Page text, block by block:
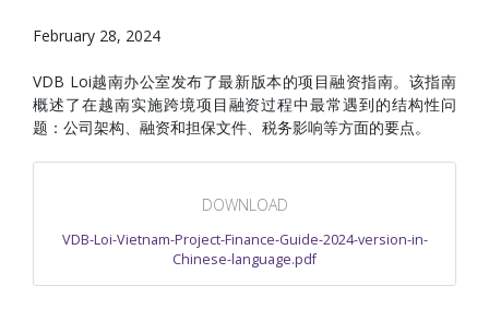
February 28, 2024
VDB Loi越南办公室发布了最新版本的项目融资指南。该指南
概述了在越南实施跨境项目融资过程中最常遇到的结构性问
题：公司架构、融资和担保文件、税务影响等方面的要点。
DOWNLOAD
VDB-Loi-Vietnam-Project-Finance-Guide-2024-version-in-
Chinese-language.pdf